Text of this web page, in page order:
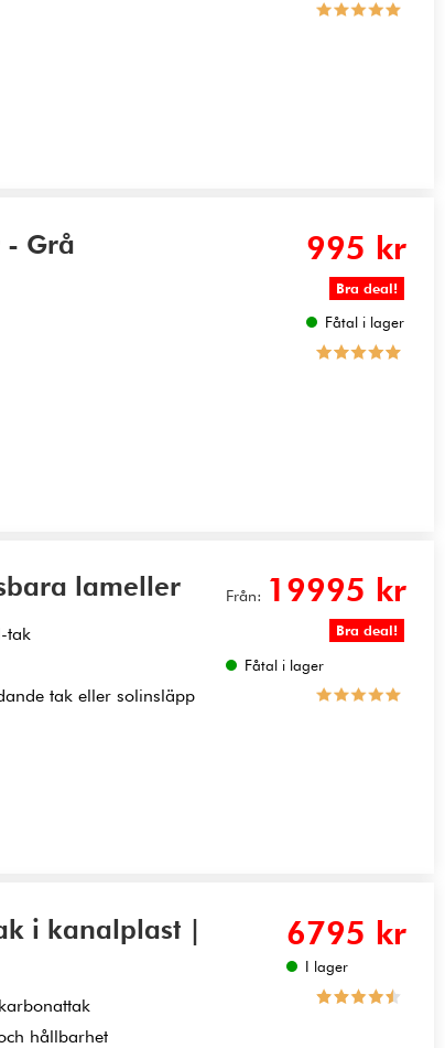
- Grå 995 kr
Bra deal!
Fåtal i lager
lameller
tak
tak eller solinsläpp
Från: 19995 kr
Bra deal!
Fåtal i lager
i kanalplast |
hållbarhet
6795 kr
I lager